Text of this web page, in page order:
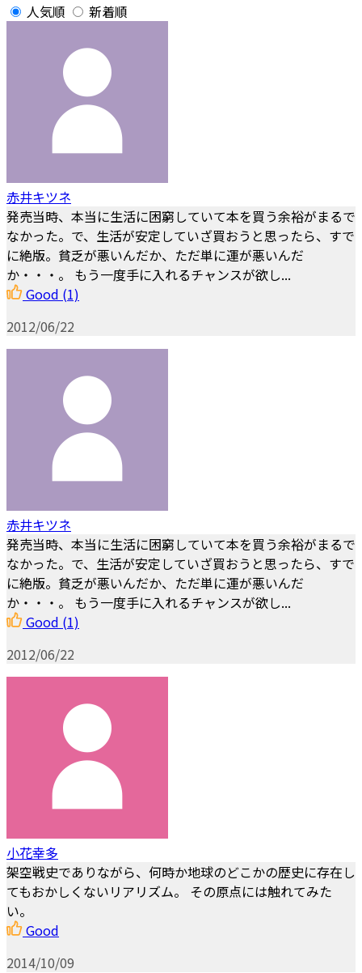
人気順 新着順
赤井キツネ
発売当時、本当に生活に困窮していて本を買う余裕がまるで
なかった。で、生活が安定していざ買おうと思ったら、すで
に絶版。貧乏が悪いんだか、ただ単に運が悪いんだ
か・・・。 もう一度手に入れるチャンスが欲し...
Good (1)
2012/06/22
赤井キツネ
発売当時、本当に生活に困窮していて本を買う余裕がまるで
なかった。で、生活が安定していざ買おうと思ったら、すで
に絶版。貧乏が悪いんだか、ただ単に運が悪いんだ
か・・・。 もう一度手に入れるチャンスが欲し...
Good (1)
2012/06/22
小花幸多
架空戦史でありながら、何時か地球のどこかの歴史に存在し
てもおかしくないリアリズム。 その原点には触れてみた
い。
Good
2014/10/09